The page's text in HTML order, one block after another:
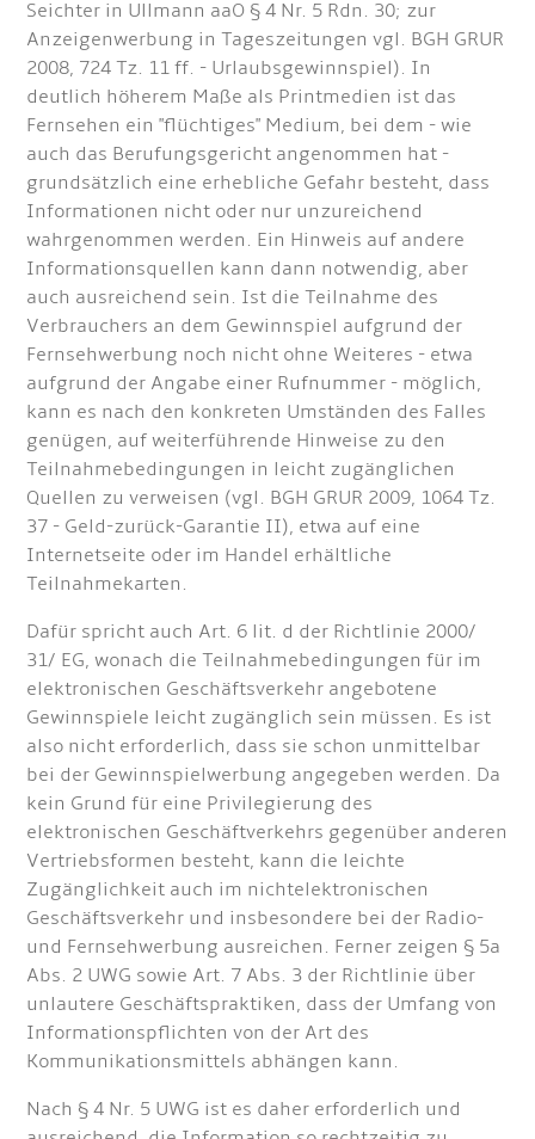
Seichter in Ullmann aaO § 4 Nr. 5 Rdn. 30; zur
Anzeigenwerbung in Tageszeitungen vgl. BGH GRUR
2008, 724 Tz. 11 ff. - Urlaubsgewinnspiel). In
deutlich höherem Maße als Printmedien ist das
Fernsehen ein "flüchtiges" Medium, bei dem - wie
auch das Berufungsgericht angenommen hat -
grundsätzlich eine erhebliche Gefahr besteht, dass
Informationen nicht oder nur unzureichend
wahrgenommen werden. Ein Hinweis auf andere
Informationsquellen kann dann notwendig, aber
auch ausreichend sein. Ist die Teilnahme des
Verbrauchers an dem Gewinnspiel aufgrund der
Fernsehwerbung noch nicht ohne Weiteres - etwa
aufgrund der Angabe einer Rufnummer - möglich,
kann es nach den konkreten Umständen des Falles
genügen, auf weiterführende Hinweise zu den
Teilnahmebedingungen in leicht zugänglichen
Quellen zu verweisen (vgl. BGH GRUR 2009, 1064 Tz.
37 - Geld-zurück-Garantie II), etwa auf eine
Internetseite oder im Handel erhältliche
Teilnahmekarten.
Dafür spricht auch Art. 6 lit. d der Richtlinie 2000/
31/ EG, wonach die Teilnahmebedingungen für im
elektronischen Geschäftsverkehr angebotene
Gewinnspiele leicht zugänglich sein müssen. Es ist
also nicht erforderlich, dass sie schon unmittelbar
bei der Gewinnspielwerbung angegeben werden. Da
kein Grund für eine Privilegierung des
elektronischen Geschäftverkehrs gegenüber anderen
Vertriebsformen besteht, kann die leichte
Zugänglichkeit auch im nichtelektronischen
Geschäftsverkehr und insbesondere bei der Radio-
und Fernsehwerbung ausreichen. Ferner zeigen § 5a
Abs. 2 UWG sowie Art. 7 Abs. 3 der Richtlinie über
unlautere Geschäftspraktiken, dass der Umfang von
Informationspflichten von der Art des
Kommunikationsmittels abhängen kann.
Nach § 4 Nr. 5 UWG ist es daher erforderlich und